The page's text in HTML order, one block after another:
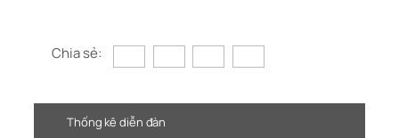
Chia sẻ:
Thống kê diễn đàn